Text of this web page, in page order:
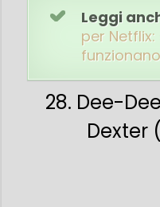
Leggi
per
28. Dee-
Dexter